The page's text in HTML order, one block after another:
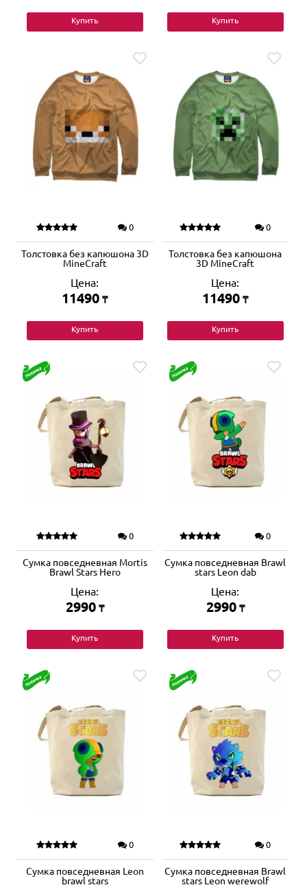
Купить Купить
0
Толстовка без капюшона 3D
MineCraft
Цена:
11490 ₸
Купить
0
Толстовка без капюшона
3D MineCraft
Цена:
11490 ₸
Купить
0
Сумка повседневная Mortis
Brawl Stars Hero
Цена:
2990 ₸
Купить
0
Сумка повседневная Brawl
stars Leon dab
Цена:
2990 ₸
Купить
0
Сумка повседневная Leon
brawl stars
0
Сумка повседневная Brawl
stars Leon werewolf